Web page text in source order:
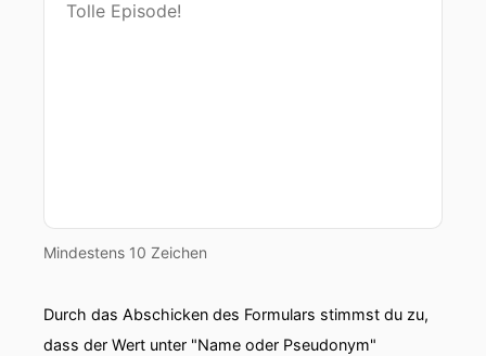
Mindestens 10 Zeichen
Durch das Abschicken des Formulars stimmst du zu,
dass der Wert unter "Name oder Pseudonym"